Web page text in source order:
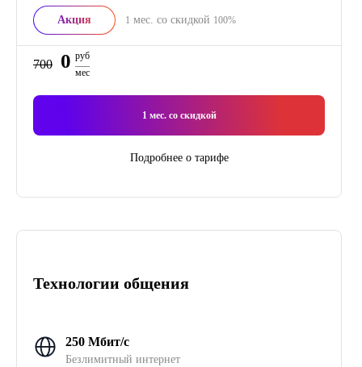
Акция 1 мес. со скидкой 100%
700 0 руб
мес
1мес. со скидкой
Подробнее о тарифе
Технологии общения
250 Мбит/с
Безлимитный интернет